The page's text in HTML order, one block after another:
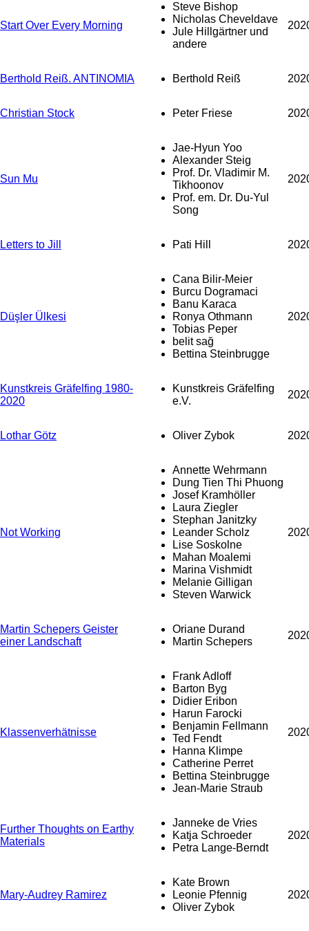
Start Over Every Morning
Steve Bishop
Nicholas Cheveldave
Jule Hillgärtner und
andere
Berthold Reiß. ANTINOMIA Berthold Reiß
Christian Stock Peter Friese
Sun Mu
Jae-Hyun Yoo
Alexander Steig
Prof. Dr. Vladimir M.
Tikhoonov
Prof. em. Dr. Du-Yul
Song
Letters to Jill Pati Hill
Düşler Ülkesi
Cana Bilir-Meier
Burcu Dogramaci
Banu Karaca
Ronya Othmann
Tobias Peper
belit sağ
Bettina Steinbrugge
Kunstkreis Gräfelfing 1980-
2020
Kunstkreis Gräfelfing
e.V.
Lothar Götz Oliver Zybok
Not Working
Annette Wehrmann
Dung Tien Thi Phuong
Josef Kramhöller
Laura Ziegler
Stephan Janitzky
Leander Scholz
Lise Soskolne
Mahan Moalemi
Marina Vishmidt
Melanie Gilligan
Steven Warwick
Martin Schepers Geister
einer Landschaft
Oriane Durand
Martin Schepers
Klassenverhätnisse
Frank Adloff
Barton Byg
Didier Eribon
Harun Farocki
Benjamin Fellmann
Ted Fendt
Hanna Klimpe
Catherine Perret
Bettina Steinbrugge
Jean-Marie Straub
Further Thoughts on Earthy
Materials
Janneke de Vries
Katja Schroeder
Petra Lange-Berndt
Mary-Audrey Ramirez
Kate Brown
Leonie Pfennig
Oliver Zybok